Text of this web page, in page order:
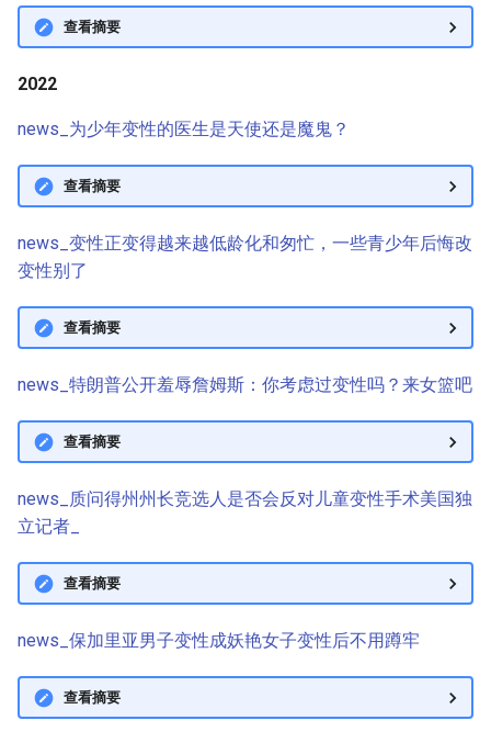
查看摘要
2022
news_为少年变性的医生是天使还是魔鬼？
查看摘要
news_变性正变得越来越低龄化和匆忙，一些青少年后悔改
变性别了
查看摘要
news_特朗普公开羞辱詹姆斯：你考虑过变性吗？来女篮吧
查看摘要
news_质问得州州长竞选人是否会反对儿童变性手术美国独
立记者_
查看摘要
news_保加里亚男子变性成妖艳女子变性后不用蹲牢
查看摘要